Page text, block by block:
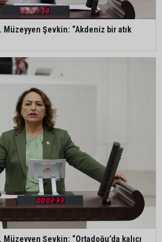
Şevkin: “Akdeniz bir atık
Şevkin: “Ortadoğu’da kalıcı